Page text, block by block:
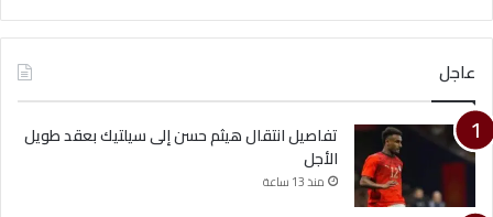
عاجل
تفاصيل انتقال هيثم حسن إلى سيلتيك بعقد طويل
الأجل
منذ 13 ساعة